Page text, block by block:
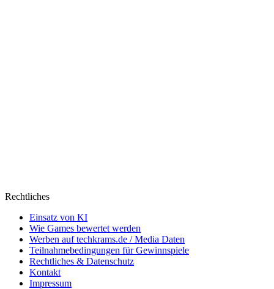
Rechtliches
Einsatz von KI
Wie Games bewertet werden
Werben auf techkrams.de / Media Daten
Teilnahmebedingungen für Gewinnspiele
Rechtliches & Datenschutz
Kontakt
Impressum